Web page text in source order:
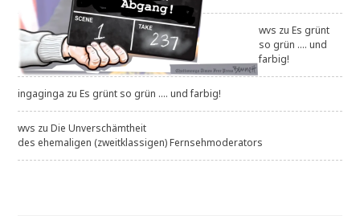
wvs zuEs grünt
so grün .... und
farbig!
ingaginga zuEs grünt so grün .... und farbig!
wvs zuDie Unverschämtheit
des ehemaligen (zweitklassigen) Fernsehmoderators